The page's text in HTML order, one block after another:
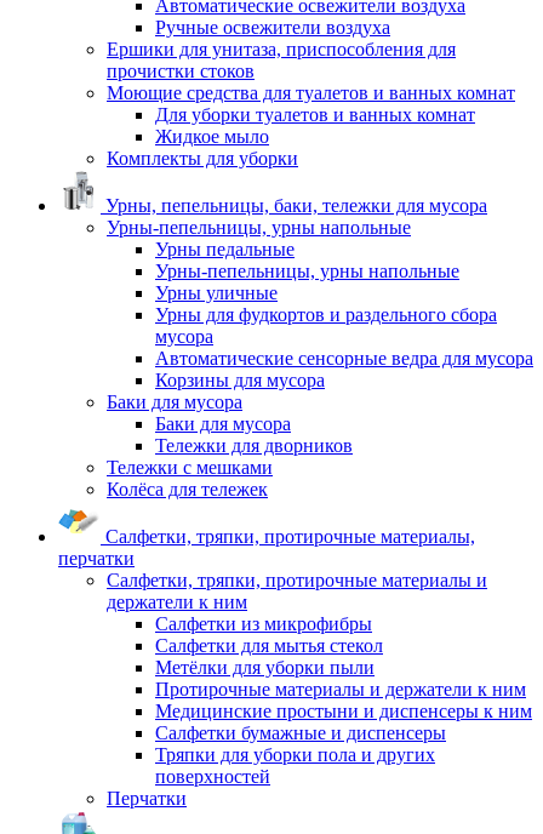
Автоматические освежители воздуха
Ручные освежители воздуха
Ершики для унитаза, приспособления для
прочистки стоков
Моющие средства для туалетов и ванных комнат
Для уборки туалетов и ванных комнат
Жидкое мыло
Комплекты для уборки
Урны, пепельницы, баки, тележки для мусора
Урны-пепельницы, урны напольные
Урны педальные
Урны-пепельницы, урны напольные
Урны уличные
Урны для фудкортов и раздельного сбора
мусора
Автоматические сенсорные ведра для мусора
Корзины для мусора
Баки для мусора
Баки для мусора
Тележки для дворников
Тележки с мешками
Колёса для тележек
Салфетки, тряпки, протирочные материалы,
перчатки
Салфетки, тряпки, протирочные материалы и
держатели к ним
Салфетки из микрофибры
Салфетки для мытья стекол
Метёлки для уборки пыли
Протирочные материалы и держатели к ним
Медицинские простыни и диспенсеры к ним
Салфетки бумажные и диспенсеры
Тряпки для уборки пола и других
поверхностей
Перчатки